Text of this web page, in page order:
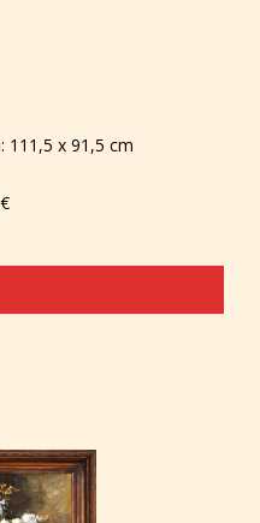
111,5 x 91,5 cm